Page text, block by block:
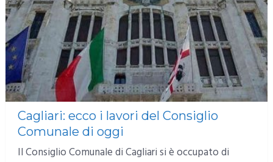
Cagliari: ecco i lavori del Consiglio
Comunale di oggi
Il Consiglio Comunale di Cagliari si è occupato di